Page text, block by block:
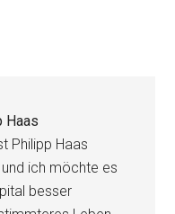
Haas
Philipp Haas
ich möchte es
besser